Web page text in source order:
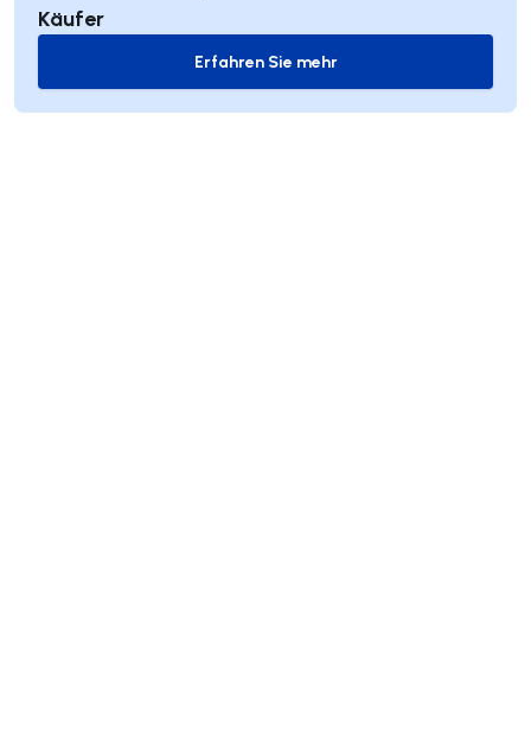
Käufer
Erfahren Sie mehr
Erfahren Sie mehr